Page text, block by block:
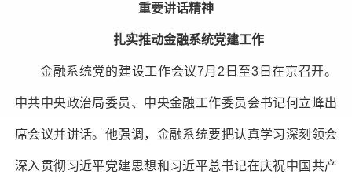
重要讲话精神
扎实推动金融系统党建工作
金融系统党的建设工作会议7月2日至3日在京召开。
中共中央政治局委员、中央金融工作委员会书记何立峰出
席会议并讲话。他强调，金融系统要把认真学习深刻领会
深入贯彻习近平党建思想和习近平总书记在庆祝中国共产